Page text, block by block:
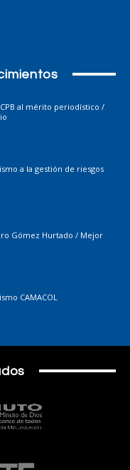
al mérito periodístico /
a la gestión de riesgos
Gómez Hurtado / Mejor
CAMACOL